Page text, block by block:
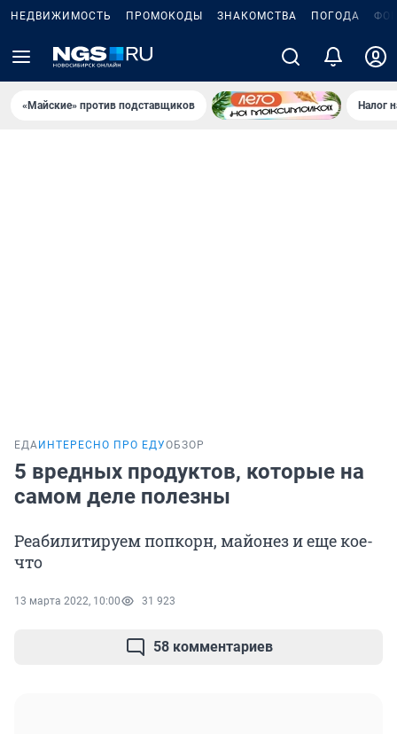
НЕДВИЖИМОСТЬ ПРОМОКОДЫ ЗНАКОМСТВА ПОГОДА
«Майские» против подставщиков Налог
ЕДА ИНТЕРЕСНО ПРО ЕДУОБЗОР
5 вредных продуктов, которые на
самом деле полезны
Реабилитируем попкорн, майонез и еще кое-
что
13 марта 2022, 10:00 31 923
58 комментариев